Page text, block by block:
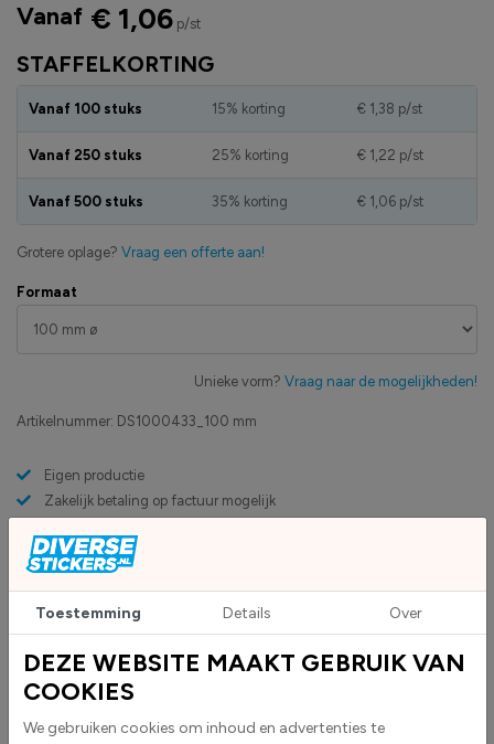
Artikelnummer: DS1000433_100 mm
Eigen productie
Zakelijk betaling op factuur mogelijk
Uv-bestendig & weersbestendigheid
High-tack folie met maximale grip
Formaat
Unieke vorm? Vraag naar de mogelijkheden!
STAFFELKORTING
Vanaf 100 stuks 15% korting € 1,38 p/st
Vanaf 250 stuks 25% korting € 1,22 p/st
Vanaf 500 stuks 35% korting € 1,06p/st
Grotere oplage? Vraag een offerte aan!
Vanaf € 1,06p/st
Custom sticker maken? Upload eigen bestand
Toestemming Details Over
DEZE WEBSITE MAAKT GEBRUIK VAN
COOKIES
We gebruiken cookies om inhoud en advertenties te